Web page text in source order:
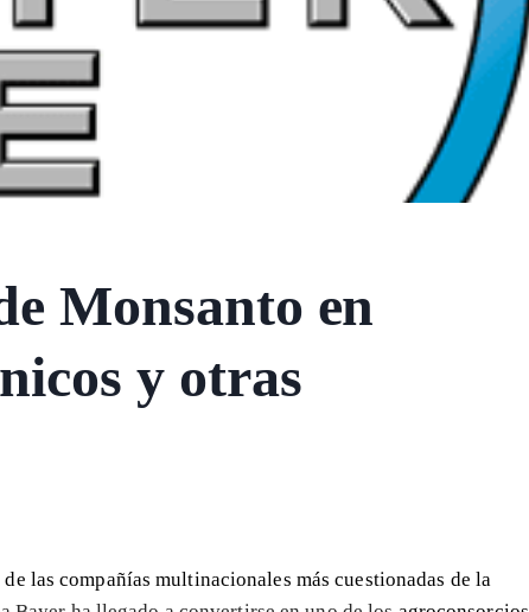
Monsanto en
y otras
de las compañías multinacionales más cuestionadas de la